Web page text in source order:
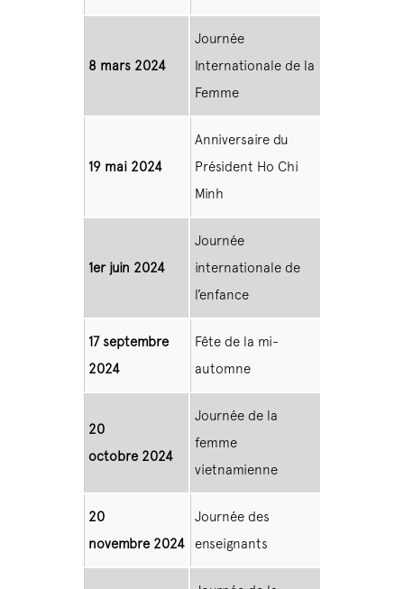
8 mars 2024
Journée
Internationale de la
Femme
19 mai 2024
Anniversaire du
Président Ho Chi
Minh
1er juin 2024
Journée
internationale de
l’enfance
17 septembre
2024
Fête de la mi-
automne
20
octobre 2024
Journée de la
femme
vietnamienne
20
novembre 2024
Journée des
enseignants